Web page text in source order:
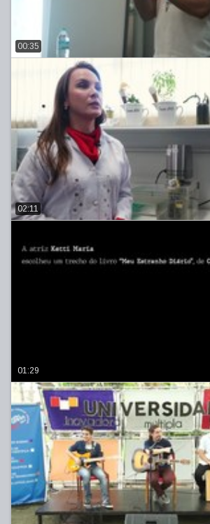
00:35
02:11
01:29